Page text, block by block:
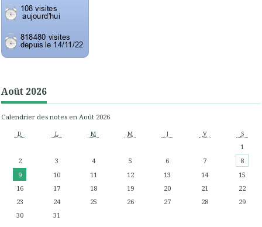
Août 2026
Calendrier des notes en Août 2026
D L M M J V S
1
2
3 4 5 6 7
8
9
10 11 12 13 14
15
16
17 18 19 20 21
22
23
24 25 26 27 28
29
30
31